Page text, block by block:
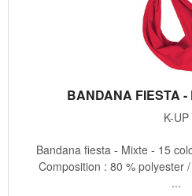
BANDANA FIESTA -
K-UP
Bandana fiesta - Mixte - 15
Composition : 80 % polyester
...